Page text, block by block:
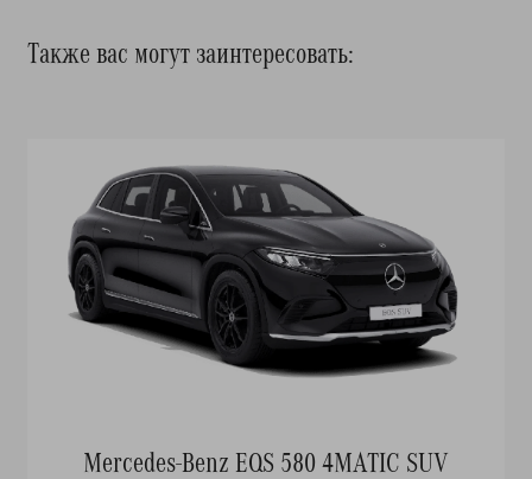
Также вас могут заинтересовать:
Mercedes-Benz EQS 580 4MATIC SUV